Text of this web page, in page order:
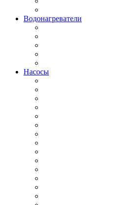
Водонагреватели
Насосы